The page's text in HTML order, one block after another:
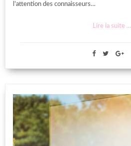
l’attention des connaisseurs…
Lire la suite ...